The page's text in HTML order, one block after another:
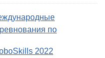
по
2022